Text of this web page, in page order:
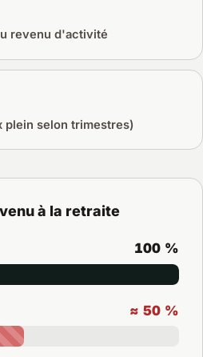
revenu d'activité
plein selon trimestres)
à la retraite
100 %
≈ 50 %